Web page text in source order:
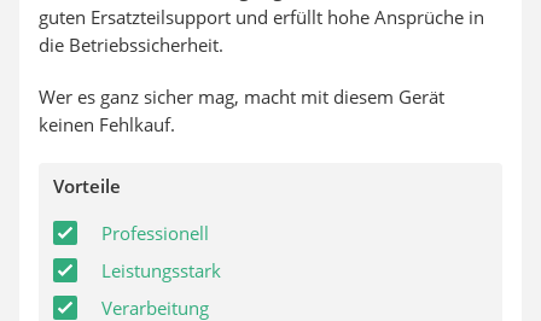
guten Ersatzteilsupport und erfüllt hohe Ansprüche in
die Betriebssicherheit.
Wer es ganz sicher mag, macht mit diesem Gerät
keinen Fehlkauf.
Vorteile
Professionell
Leistungsstark
Verarbeitung